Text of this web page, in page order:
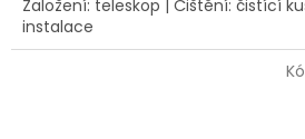
Založení: teleskop | Čištění: čistící
instalace